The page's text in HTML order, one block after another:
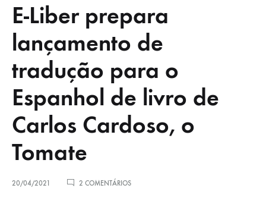
E-Liber prepara
lançamento de
tradução para o
Espanhol de livro de
Carlos Cardoso, o
Tomate
20/04/2021 2 COMENTÁRIOSEM